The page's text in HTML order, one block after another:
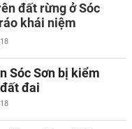
đất rừng ở Sóc
khái niệm
Sóc Sơn bị kiểm
đai